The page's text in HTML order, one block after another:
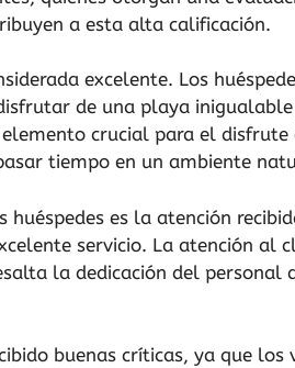
a esta alta calificación.
excelente. Los
de una playa
crucial para el disfrute
tiempo en un ambiente
es la atención
servicio. La atención al
la dedicación del personal
buenas críticas, ya que